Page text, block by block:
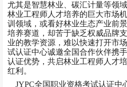
尤其是智慧林业、碳汇计量等领
林业工程师人才培养的巨大市场
训领域，或看好林业生态产业前
培养赛道，却苦于缺乏权威品牌
业的教学资源，难以快速打开市
试认证中心诚邀全国合作伙伴携
认证优势，共启林业工程师人才
红利。
JYPC全国职业资格考试认证中